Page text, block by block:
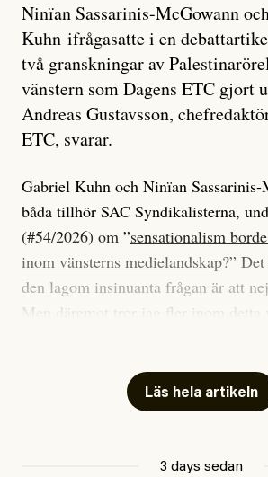
Ninïan Sassarinis-McGowann
Kuhn ifrågasatte i en
två granskningar av
vänstern som Dagens ETC gjort
Andreas Gustavsson,
ETC, svarar.
Gabriel Kuhn och Ninïan Sassarinis-
båda tillhör SAC Syndikalisterna,
(#54/2026) om ”sensationalism
inom vänsterns medielandskap?”
den lagom insinuanta frågan är att
Men däremot tror jag fler inom detta
journalistik som vänder sig till många
jaga inbördes beundran. Det har i
Läs hela artikeln
3 days sedan